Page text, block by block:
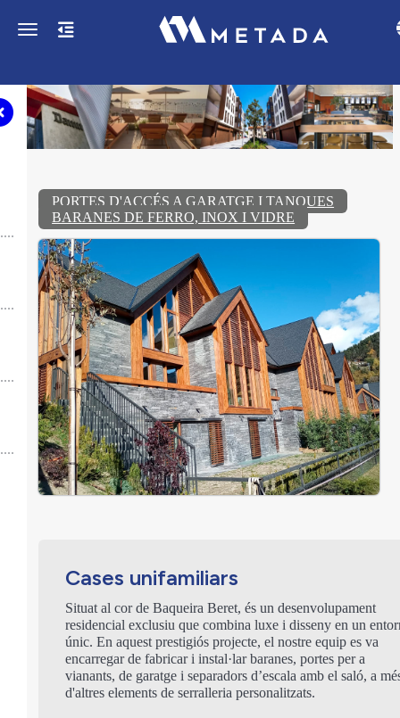
Toggle navigation
PORTES D'ACCÉS A GARATGE I TANQUES
BARANES DE FERRO, INOX I VIDRE
Cases unifamiliars
Situat al cor de Baqueira Beret, és un desenvolupament
residencial exclusiu que combina luxe i disseny en un
únic. En aquest prestigiós projecte, el nostre equip es va
encarregar de fabricar i instal·lar baranes, portes per a
vianants, de garatge i separadors d’escala amb el saló, a
d'altres elements de serralleria personalitzats.